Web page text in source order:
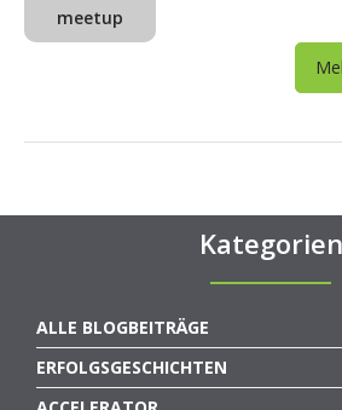
meetup
Kategorien
ALLE BLOGBEITRÄGE
ERFOLGSGESCHICHTEN